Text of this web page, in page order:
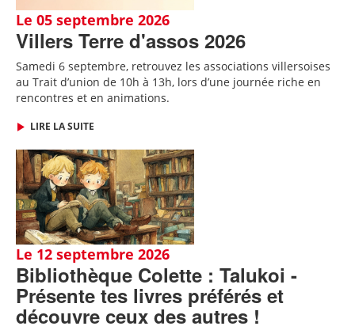
Le 05 septembre 2026
Villers Terre d'assos 2026
Samedi 6 septembre, retrouvez les associations villersoises
au Trait d’union de 10h à 13h, lors d’une journée riche en
rencontres et en animations.
LIRE LA SUITE
Le 12 septembre 2026
Bibliothèque Colette : Talukoi -
Présente tes livres préférés et
découvre ceux des autres !